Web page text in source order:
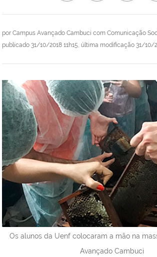
por Campus Avançado Cambuci com Comunicação
publicado 31/10/2018 11h15, última modificação 31/10/
Os alunos da Uenf colocaram a mão na
Avançado Cambuci